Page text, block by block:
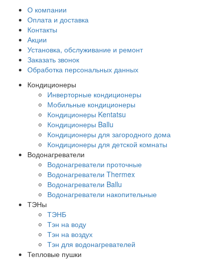
О компании
Оплата и доставка
Контакты
Акции
Установка, обслуживание и ремонт
Заказать звонок
Обработка персональных данных
Кондиционеры
Инверторные кондиционеры
Мобильные кондиционеры
Кондиционеры Kentatsu
Кондиционеры Ballu
Кондиционеры для загородного дома
Кондиционеры для детской комнаты
Водонагреватели
Водонагреватели проточные
Водонагреватели Thermex
Водонагреватели Ballu
Водонагреватели накопительные
ТЭНы
ТЭНБ
Тэн на воду
Тэн на воздух
Тэн для водонагревателей
Тепловые пушки